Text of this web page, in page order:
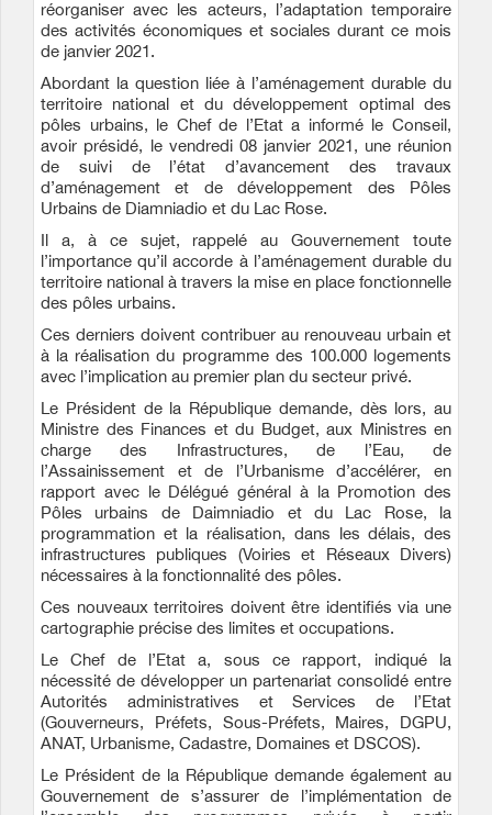
réorganiser avec les acteurs, l’adaptation temporaire
des activités économiques et sociales durant ce mois
de janvier 2021.
Abordant la question liée à l’aménagement durable du
territoire national et du développement optimal des
pôles urbains, le Chef de l’Etat a informé le Conseil,
avoir présidé, le vendredi 08 janvier 2021, une réunion
de suivi de l’état d’avancement des travaux
d’aménagement et de développement des Pôles
Urbains de Diamniadio et du Lac Rose.
Il a, à ce sujet, rappelé au Gouvernement toute
l’importance qu’il accorde à l’aménagement durable du
territoire national à travers la mise en place fonctionnelle
des pôles urbains.
Ces derniers doivent contribuer au renouveau urbain et
à la réalisation du programme des 100.000 logements
avec l’implication au premier plan du secteur privé.
Le Président de la République demande, dès lors, au
Ministre des Finances et du Budget, aux Ministres en
charge des Infrastructures, de l’Eau, de
l’Assainissement et de l’Urbanisme d’accélérer, en
rapport avec le Délégué général à la Promotion des
Pôles urbains de Daimniadio et du Lac Rose, la
programmation et la réalisation, dans les délais, des
infrastructures publiques (Voiries et Réseaux Divers)
nécessaires à la fonctionnalité des pôles.
Ces nouveaux territoires doivent être identifiés via une
cartographie précise des limites et occupations.
Le Chef de l’Etat a, sous ce rapport, indiqué la
nécessité de développer un partenariat consolidé entre
Autorités administratives et Services de l’Etat
(Gouverneurs, Préfets, Sous-Préfets, Maires, DGPU,
ANAT, Urbanisme, Cadastre, Domaines et DSCOS).
Le Président de la République demande également au
Gouvernement de s’assurer de l’implémentation de